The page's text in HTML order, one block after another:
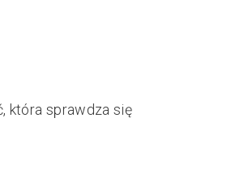
która sprawdza się